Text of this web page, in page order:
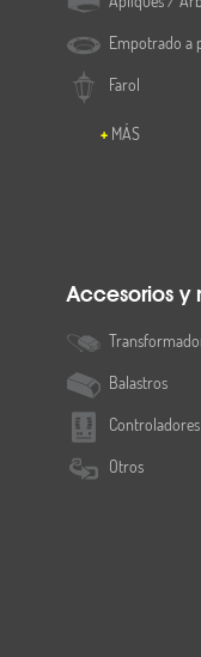
Empotrado a
Farol
MÁS
Accesorios y
Balastros
Controladores
Otros